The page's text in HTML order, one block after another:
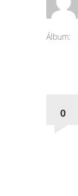
Álbum:
0